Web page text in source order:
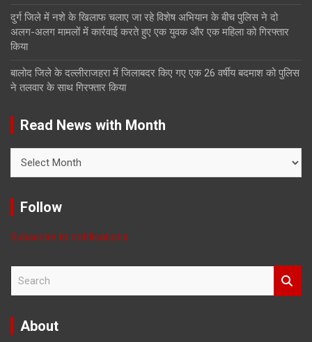
दुर्ग जिले में नशे के खिलाफ चलाए जा रहे विशेष अभियान के बीच पुलिस ने दो
अलग-अलग मामलों में कार्रवाई करते हुए एक युवक और एक महिला को गिरफ्तार
किया
बालोद जिले के दल्लीराजहरा में जिलाबदर किए गए एक 26 वर्षीय बदमाश को पुलिस
ने तलवार के साथ गिरफ्तार किया
Read News with Month
News
Month
Follow
Subscribe to notifications
r
About